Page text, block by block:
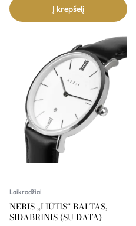
Į krepšelį
Laikrodžiai
NERIS „LIŪTIS“ BALTAS,
SIDABRINIS (SU DATA)